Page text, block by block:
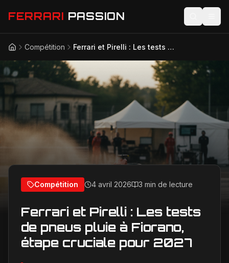
FERRARI PASSION
Actualités
Modèles
Compétition
Technologie
AccueilCompétition Ferrari et Pirelli : Les tests de pneus pluie à Fiorano, étape cruciale pour 2027
Compétition 4 avril 2026 3 min de lecture
Ferrari et Pirelli : Les tests
de pneus pluie à Fiorano,
étape cruciale pour 2027